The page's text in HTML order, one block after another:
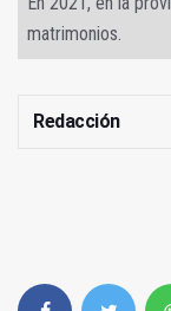
matrimonios.
Redacción